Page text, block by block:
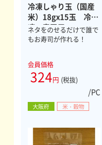
冷凍しゃり玉（国産
米）18gx15玉 冷
凍 寿司用
ネタをのせるだけで誰で
もお寿司が作れる！
会員価格
324円 (税抜)
/PC
大阪府 米・穀物